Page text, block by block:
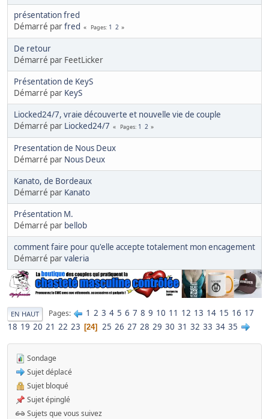
présentation fred
Démarré parfred Pages 1 2
De retour
Démarré par FeetLicker
Présentation de KeyS
Démarré par KeyS
Liocked24/7, vraie découverte et nouvelle vie de couple
Démarré par Liocked24/7 Pages 1 2
Presentation de Nous Deux
Démarré par Nous Deux
Kanato, de Bordeaux
Démarré par Kanato
Présentation M.
Démarré par bellob
comment faire pour qu'elle accepte totalement mon encagement
Démarré parvaleria
EN HAUT Pages 1 2 3 4 5 6 7 8 9 10 11 12 13 14 15 16 17
18 19 20 21 22 23 24 25 26 27 28 29 30 31 32 33 34 35
Sondage
Sujet déplacé
Sujet bloqué
Sujet épinglé
Sujets que vous suivez